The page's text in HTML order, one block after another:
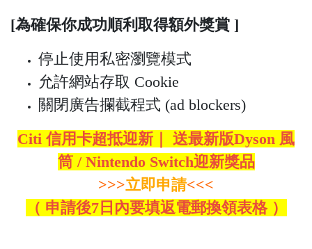
[為確保你成功順利取得額外獎賞 ]
停止使用私密瀏覽模式
允許網站存取 Cookie
關閉廣告攔截程式 (ad blockers)
Citi 信用卡超抵迎新｜ 送最新版Dyson 風
筒 / Nintendo Switch迎新獎品
>>>立即申請<<<
（ 申請後7日內要填返電郵換領表格 ）